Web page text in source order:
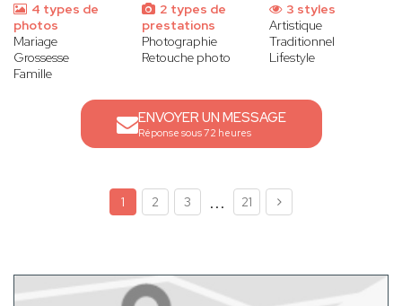
4 types de
photos
Mariage
Grossesse
Famille
2 types de
prestations
Photographie
Retouche photo
3 styles
Artistique
Traditionnel
Lifestyle
ENVOYER UN MESSAGE
Réponse sous 72 heures
1 2 3 ... 21